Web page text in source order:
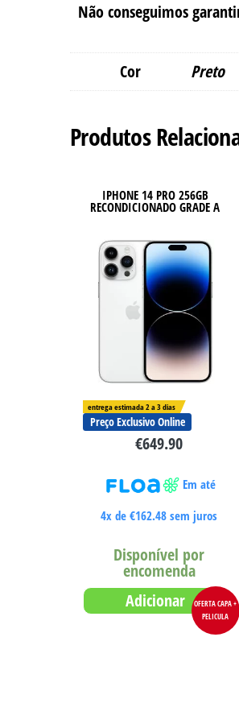
Não conseguimos
Cor Preto
Produtos
IPHONE 14 PRO 256GB
RECONDICIONADO GRADE A
OFERTA CAPA +
PELICULA
entrega estimada 2 a 3 dias
Preço Exclusivo Online
€649.90
Em até
4x de€162.48 sem juros
Disponível por
encomenda
Adicionar